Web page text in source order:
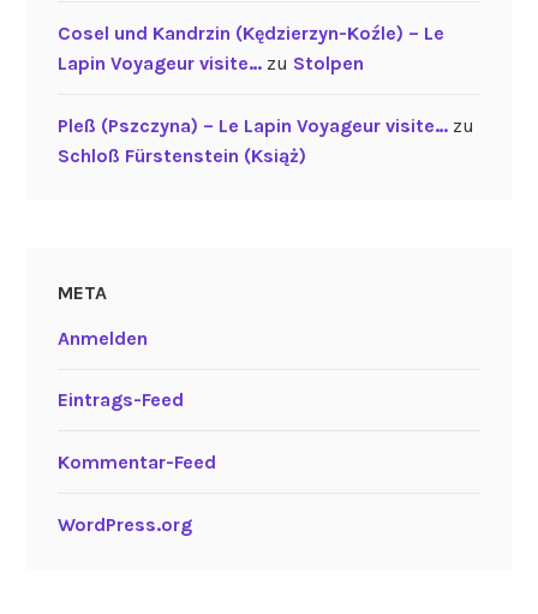
Cosel und Kandrzin (Kędzierzyn-Koźle) – Le
Lapin Voyageur visite…zu Stolpen
Pleß (Pszczyna) – Le Lapin Voyageur visite…zu
Schloß Fürstenstein (Książ)
META
Anmelden
Eintrags-Feed
Kommentar-Feed
WordPress.org